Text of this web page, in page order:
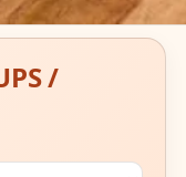
/